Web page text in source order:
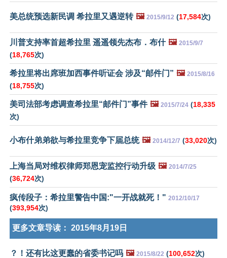
美总统预选新民调 希拉里又遇逆转 🖼️ 2015/9/12 (17,584次)
川普支持率首超希拉里 遥遥领先杰布．布什 🖼️ 2015/9/7
(18,765次)
希拉里将出席班加西事件听证会 涉及“邮件门” 🖼️ 2015/8/16
(18,755次)
美司法部考虑调查希拉里“邮件门”事件 🖼️ 2015/7/24 (18,335
次)
小布什弟弟欲与希拉里竞争下届总统 🖼️ 2014/12/7 (33,020次)
上海当局对维权律师郑恩宠监控行动升级 🖼️ 2014/7/25
(36,724次)
疯传段子：希拉里警告中国:"一开战就死！" 2012/10/17
(393,954次)
更多文章导读： 2015年8月19日
？！还有比这更蠢的省委书记吗 🖼️ 2015/8/22 (100,652次)